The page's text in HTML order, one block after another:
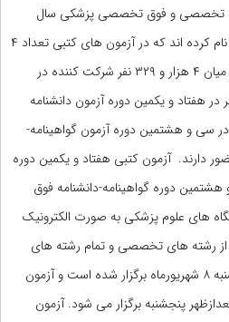
تخصصی و فوق تخصصی پزشکی سال
۱۴۰۳ تعداد ۴ هزار و ۸۶۹ نفر ثبت نام کرده اند که در آزمون های کتبی تعداد ۴
هزار و ۳۲۹ نفر شرکت می کنند. از میان ۴ هزار و ۳۲۹ نفر شرکت کننده در
کتبی تعداد ۳ هزار و ۹۲۰ نفر در هفتاد و یکمین دوره آزمون دانشنامه
پزشکی و تعداد ۴۰۹ نفر در سی و هشتمین دوره آزمون گواهینامه-
دارند. آزمون کتبی هفتاد و یکمین دوره
دوره گواهینامه-دانشنامه فوق
۱۹ حوزه دانشگاه های علوم پزشکی به صورت الکترونیک
از رشته های تخصصی و تمام رشته های
فوق تخصصی در صبح امروز پنجشنبه ۸ شهریورماه برگزار شده است و آزمون
پنجشنبه برگزار می شود. آزمون